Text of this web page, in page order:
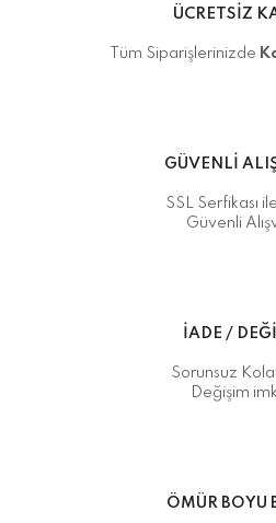
ÜCRETSİZ
Tüm Siparişlerinizde
GÜVENLİ
SSL Serfikası
Güvenli
İADE /
Sorunsuz
Değişim
ÖMÜR BOYU